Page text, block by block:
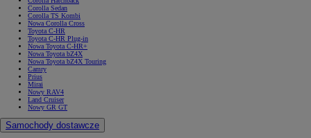
Corolla Sedan
Corolla TS Kombi
Nowa Corolla Cross
Toyota C-HR
Toyota C-HR Plug-in
Nowa Toyota C-HR+
Nowa Toyota bZ4X
Nowa Toyota bZ4X Touring
Camry
Prius
Mirai
Nowy RAV4
Land Cruiser
Nowy GR GT
Samochody dostawcze